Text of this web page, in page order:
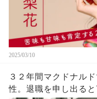
2025/03/10
３２年間マクドナル
性。退職を申し出る